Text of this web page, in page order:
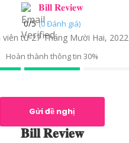
𝐁𝐢𝐥𝐥 𝐑𝐞𝐯𝐢𝐞𝐰
0/5 (0 Đánh giá)
viên từ 27 Tháng Mười Hai, 2022
Hoàn thành thông tin 30%
Gửi đề nghị
𝐁𝐢𝐥𝐥 𝐑𝐞𝐯𝐢𝐞𝐰